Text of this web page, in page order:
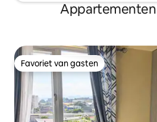
Favoriet van gasten
Favoriet van gasten